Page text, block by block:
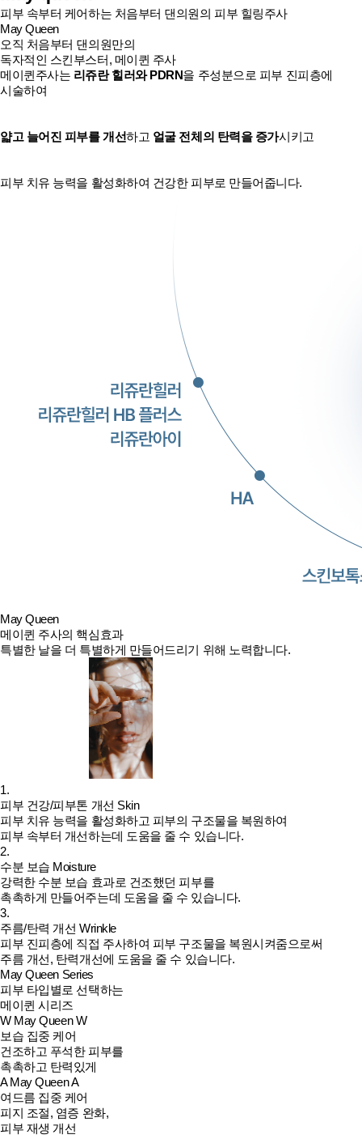
피부 속부터 케어하는 처음부터 댄의원의 피부 힐링주사
May Queen
오직 처음부터 댄의원만의
독자적인 스킨부스터, 메이퀸 주사
메이퀸주사는 리쥬란 힐러와 PDRN을 주성분으로 피부 진피층에
시술하여
얇고 늘어진 피부를 개선하고 얼굴 전체의 탄력을 증가시키고
피부 치유 능력을 활성화하여 건강한 피부로 만들어줍니다.
May Queen
메이퀸 주사의 핵심효과
특별한 날을 더 특별하게 만들어드리기 위해 노력합니다.
1.
피부 건강/피부톤 개선 Skin
피부 치유 능력을 활성화하고 피부의 구조물을 복원하여
피부 속부터 개선하는데 도움을 줄 수 있습니다.
2.
수분 보습 Moisture
강력한 수분 보습 효과로 건조했던 피부를
촉촉하게 만들어주는데 도움을 줄 수 있습니다.
3.
주름/탄력 개선 Wrinkle
피부 진피층에 직접 주사하여 피부 구조물을 복원시켜줌으로써
주름 개선, 탄력개선에 도움을 줄 수 있습니다.
May Queen Series
피부 타입별로 선택하는
메이퀸 시리즈
W May Queen W
보습 집중 케어
건조하고 푸석한 피부를
촉촉하고 탄력있게
A May Queen A
여드름 집중 케어
피지 조절, 염증 완화,
피부 재생 개선